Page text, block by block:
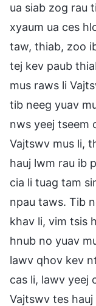
ua siab zog rau
xyaum ua ces
taw, thiab, zoo
tej kev paub
mus raws li
tib neeg yuav
nws yeej tseem
Vajtswv mus li,
hauj lwm rau ib
cia li tuag tam
npau taws. Tib
khav li, vim tsis
hnub no yuav
lawv qhov kev
cas li, lawv yeej
Vajtswv tes